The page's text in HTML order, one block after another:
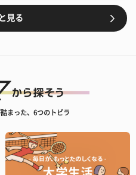
見る
まった、6つのトビラ